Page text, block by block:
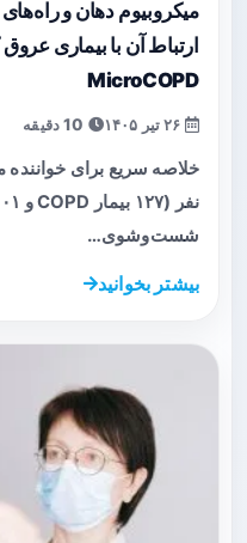
ارتباط آن با بیماری
MicroCOPD
شست‌وشوی…
بیشتر بخوانید